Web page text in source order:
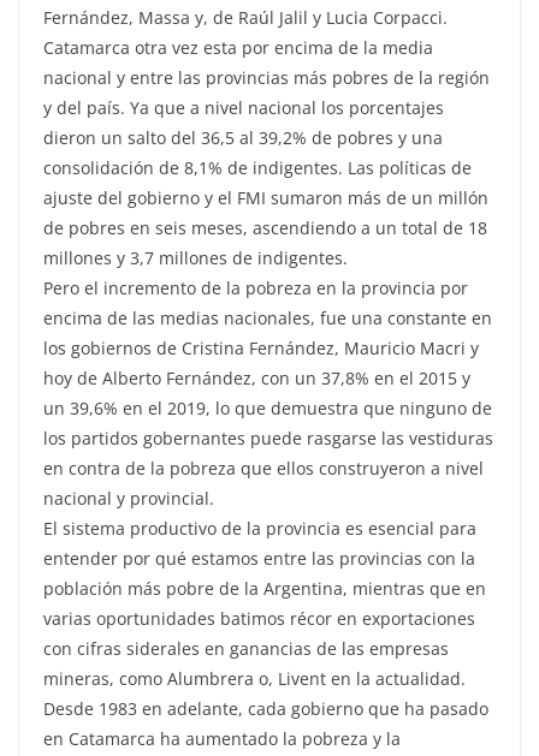
Fernández, Massa y, de Raúl Jalil y Lucia Corpacci.
Catamarca otra vez esta por encima de la media
nacional y entre las provincias más pobres de la región
y del país. Ya que a nivel nacional los porcentajes
dieron un salto del 36,5 al 39,2% de pobres y una
consolidación de 8,1% de indigentes. Las políticas de
ajuste del gobierno y el FMI sumaron más de un millón
de pobres en seis meses, ascendiendo a un total de 18
millones y 3,7 millones de indigentes.
Pero el incremento de la pobreza en la provincia por
encima de las medias nacionales, fue una constante en
los gobiernos de Cristina Fernández, Mauricio Macri y
hoy de Alberto Fernández, con un 37,8% en el 2015 y
un 39,6% en el 2019, lo que demuestra que ninguno de
los partidos gobernantes puede rasgarse las vestiduras
en contra de la pobreza que ellos construyeron a nivel
nacional y provincial.
El sistema productivo de la provincia es esencial para
entender por qué estamos entre las provincias con la
población más pobre de la Argentina, mientras que en
varias oportunidades batimos récor en exportaciones
con cifras siderales en ganancias de las empresas
mineras, como Alumbrera o, Livent en la actualidad.
Desde 1983 en adelante, cada gobierno que ha pasado
en Catamarca ha aumentado la pobreza y la